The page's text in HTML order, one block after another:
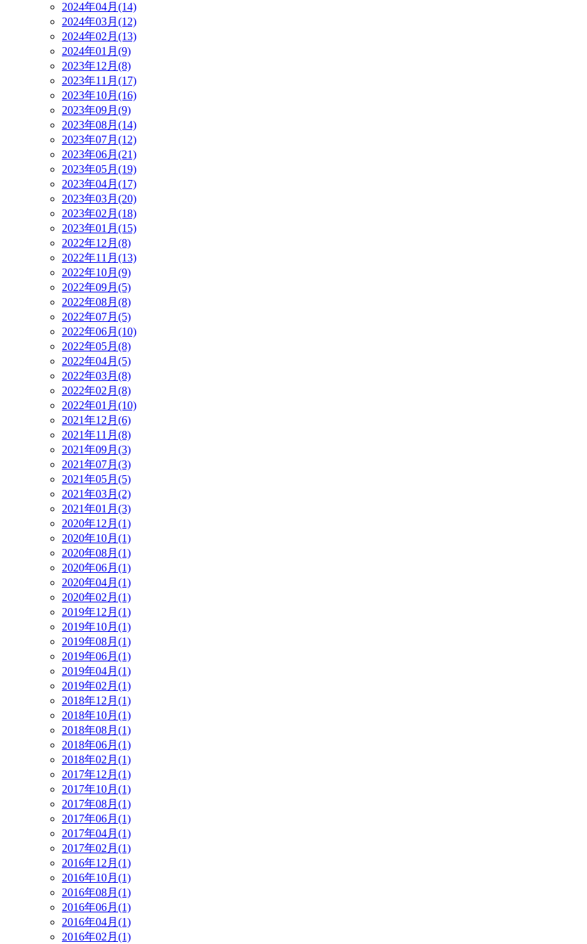
2024年04月(14)
2024年03月(12)
2024年02月(13)
2024年01月(9)
2023年12月(8)
2023年11月(17)
2023年10月(16)
2023年09月(9)
2023年08月(14)
2023年07月(12)
2023年06月(21)
2023年05月(19)
2023年04月(17)
2023年03月(20)
2023年02月(18)
2023年01月(15)
2022年12月(8)
2022年11月(13)
2022年10月(9)
2022年09月(5)
2022年08月(8)
2022年07月(5)
2022年06月(10)
2022年05月(8)
2022年04月(5)
2022年03月(8)
2022年02月(8)
2022年01月(10)
2021年12月(6)
2021年11月(8)
2021年09月(3)
2021年07月(3)
2021年05月(5)
2021年03月(2)
2021年01月(3)
2020年12月(1)
2020年10月(1)
2020年08月(1)
2020年06月(1)
2020年04月(1)
2020年02月(1)
2019年12月(1)
2019年10月(1)
2019年08月(1)
2019年06月(1)
2019年04月(1)
2019年02月(1)
2018年12月(1)
2018年10月(1)
2018年08月(1)
2018年06月(1)
2018年02月(1)
2017年12月(1)
2017年10月(1)
2017年08月(1)
2017年06月(1)
2017年04月(1)
2017年02月(1)
2016年12月(1)
2016年10月(1)
2016年08月(1)
2016年06月(1)
2016年04月(1)
2016年02月(1)